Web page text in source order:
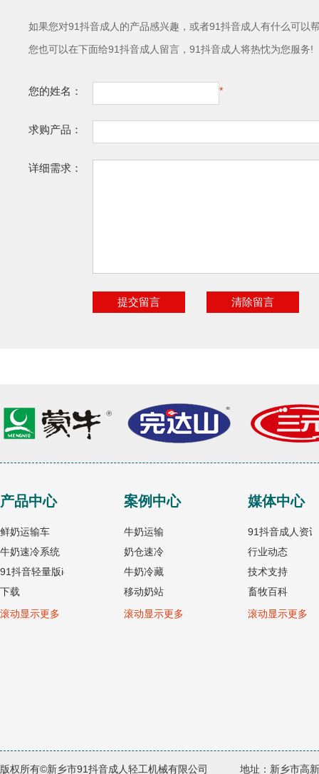
如果您对91抖音成人的产品感兴趣，或者91抖音成人有什么可以帮
您也可以在下面给91抖音成人留言，91抖音成人将热忱为您服务!
您的姓名： *
求购产品：
详细需求：
产品中心
鲜奶运输车
牛奶速冷系统
91抖音轻量版ios
下载
冷藏罐
热泵烘干设备
滚动显示更多
案例中心
牛奶运输
奶仓速冷
牛奶冷藏
移动奶站
挤奶机
滚动显示更多
媒体中心
91抖音成人资讯
行业动态
技术支持
畜牧百科
乳业百科
滚动显示更多
版权所有©新乡市91抖音成人轻工机械有限公司 地址：新乡市